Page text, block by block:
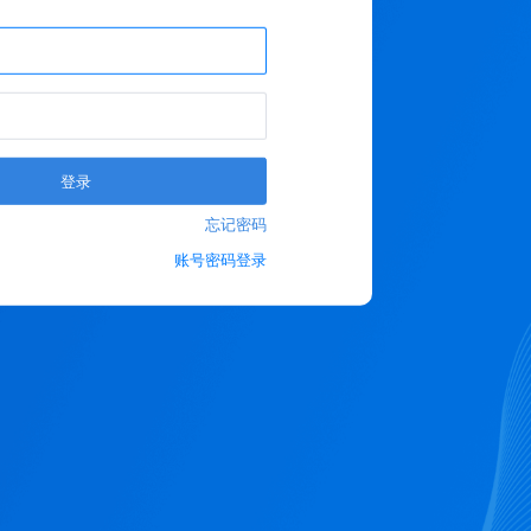
登录
忘记密码
账号密码登录